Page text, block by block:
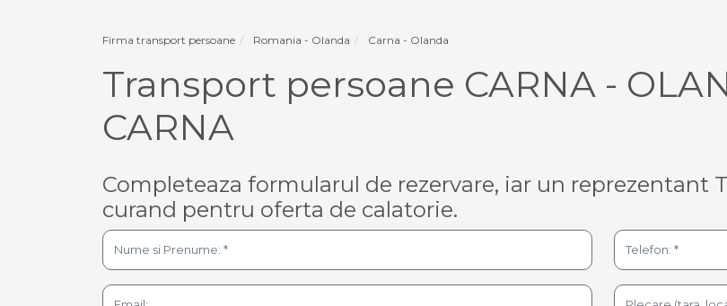
Firma transport persoane Romania - Olanda Carna - Olanda
Transport persoane CARNA -
CARNA
Completeaza formularul de rezervare, iar un reprezentant
curand pentru oferta de calatorie.